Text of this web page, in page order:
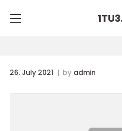
26. July 2021 by admin